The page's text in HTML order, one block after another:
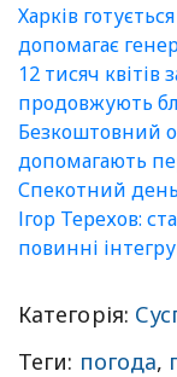
Харків
допомагає
12 тисяч
продовжують
Безкоштовний
допомагають
Спекотний
Ігор Терехов:
повинні
Категорія:
Теги: погода,